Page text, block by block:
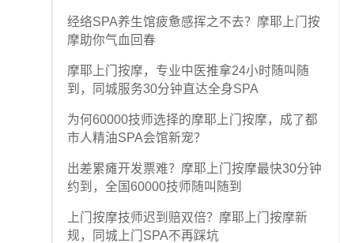
经络SPA养生馆疲惫感挥之不去？摩耶上门按
摩助你气血回春
摩耶上门按摩，专业中医推拿24小时随叫随
到，同城服务30分钟直达全身SPA
为何60000技师选择的摩耶上门按摩，成了都
市人精油SPA会馆新宠？
出差累瘫开发票难？摩耶上门按摩最快30分钟
约到，全国60000技师随叫随到
上门按摩技师迟到赔双倍？摩耶上门按摩新
规，同城上门SPA不再踩坑